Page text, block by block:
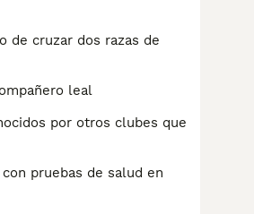
de cruzar dos razas de
leal
por otros clubes que
pruebas de salud en